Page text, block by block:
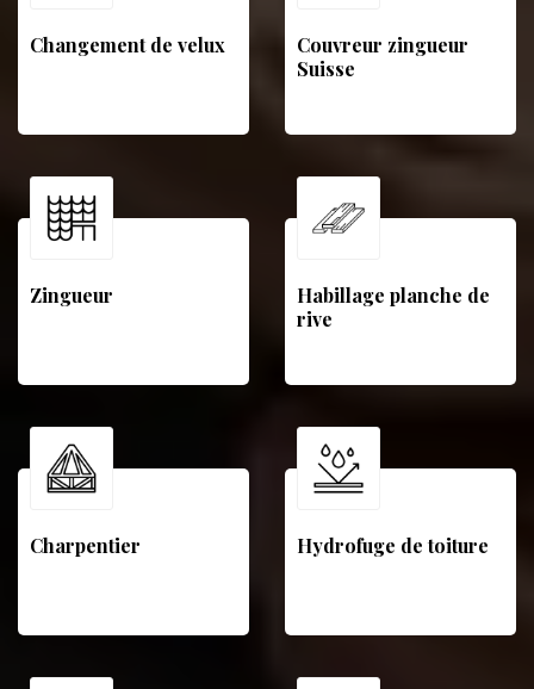
Changement de velux
Couvreur zingueur
Suisse
Zingueur
Habillage planche de
rive
Charpentier Hydrofuge de toiture